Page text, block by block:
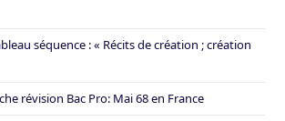
séquence : « Récits de création ; création
révision Bac Pro: Mai 68 en France